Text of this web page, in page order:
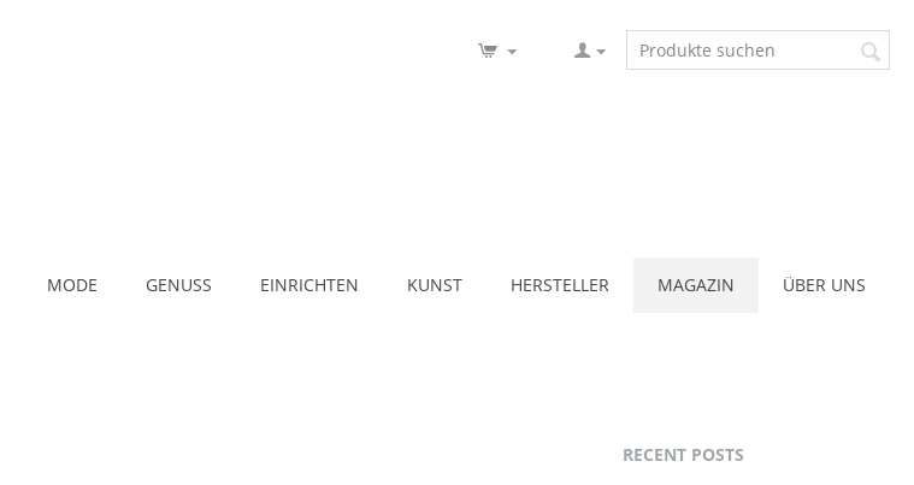
MODE GENUSS EINRICHTEN KUNST HERSTELLER MAGAZIN ÜBER UNS
RECENT POSTS